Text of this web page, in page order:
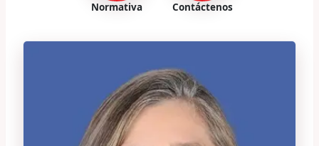
Normativa Contáctenos